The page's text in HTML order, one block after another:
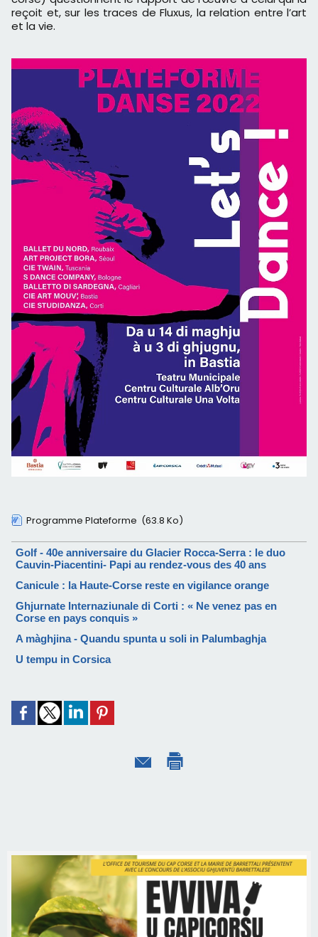
reçoit et, sur les traces de Fluxus, la relation entre l’art
et la vie.
Programme Plateforme (63.8 Ko)
Golf - 40e anniversaire du Glacier Rocca-Serra : le duo
Cauvin-Piacentini- Papi au rendez-vous des 40 ans
Canicule : la Haute-Corse reste en vigilance orange
Ghjurnate Internaziunale di Corti : « Ne venez pas en
Corse en pays conquis »
A màghjina - Quandu spunta u soli in Palumbaghja
U tempu in Corsica